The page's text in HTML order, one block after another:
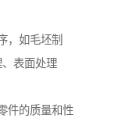
，如毛坯制
表面处理
件的质量和性